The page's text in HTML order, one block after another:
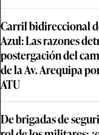
Carril bidireccional
Azul: Las razones
postergación del
de la Av. Arequipa
ATU
De brigadas de